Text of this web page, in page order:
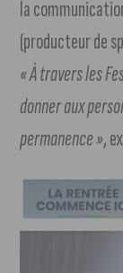
la
(producteur de
« À travers les
donner aux
permanence »,